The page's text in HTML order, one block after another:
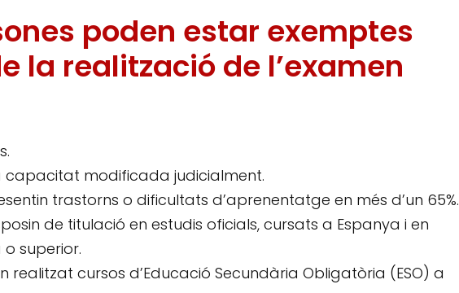
poden estar exemptes
la realització de l’examen
capacitat modificada judicialment.
trastorns o dificultats d’aprenentatge en més d’un 65%.
de titulació en estudis oficials, cursats a Espanya i en
superior.
realitzat cursos d’Educació Secundària Obligatòria (ESO) a